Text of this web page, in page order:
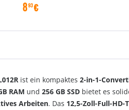
893€
ist ein kompaktes 2-in-1-
RAM und 256 GB SSD bietet es
Arbeiten. Das 12,5-Zoll-Full-HD-